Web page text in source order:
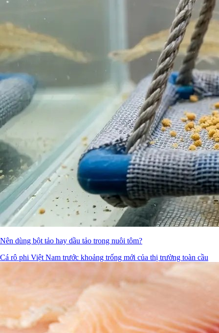
Nên dùng bột tảo hay dầu tảo trong nuôi tôm?
Cá rô phi Việt Nam trước khoảng trống mới của thị trường toàn cầu